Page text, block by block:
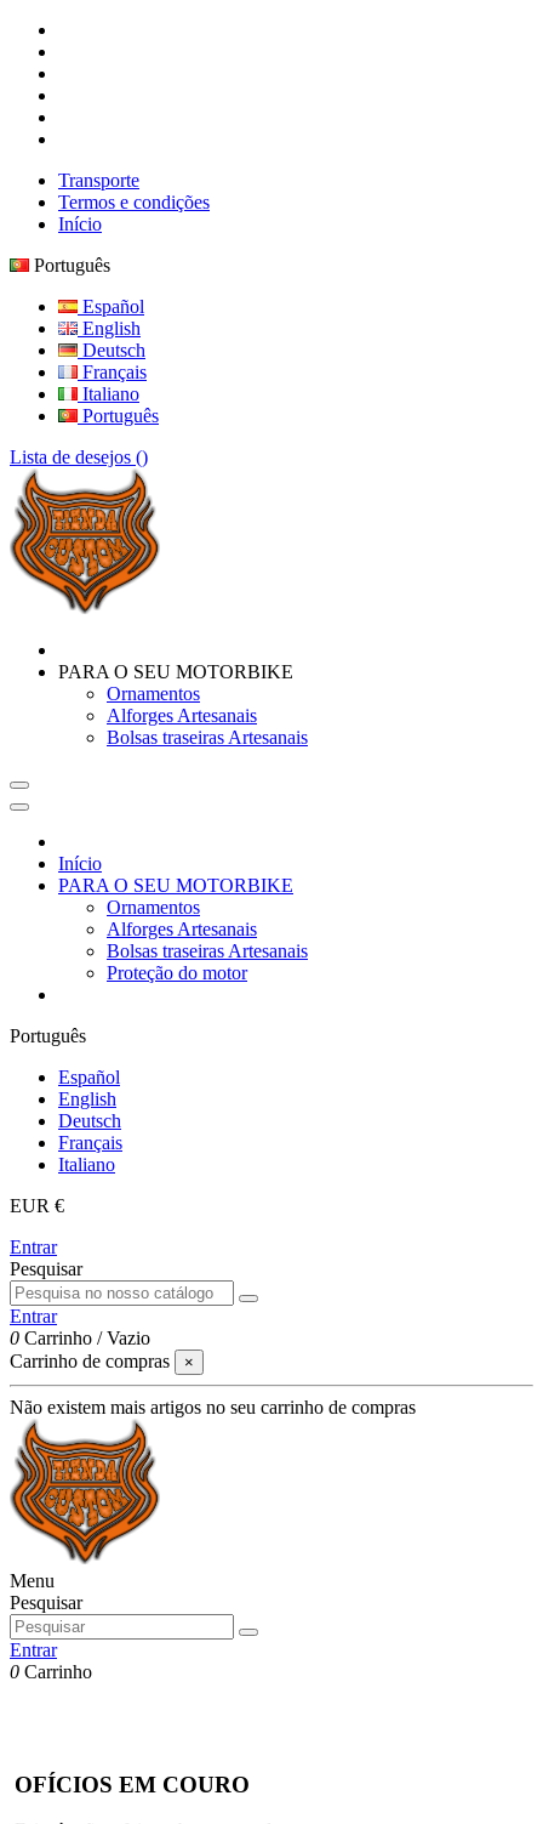
Transporte
Termos e condições
Início
Português
Español
English
Deutsch
Français
Italiano
Português
Lista de desejos ()
PARA O SEU MOTORBIKE
Ornamentos
Alforges Artesanais
Bolsas traseiras Artesanais
Início
PARA O SEU MOTORBIKE
Ornamentos
Alforges Artesanais
Bolsas traseiras Artesanais
Proteção do motor
Português
Español
English
Deutsch
Français
Italiano
EUR €
Entrar
Pesquisar
Entrar
0 Carrinho /Vazio
Carrinho de compras
×
Não existem mais artigos no seu carrinho de compras
Menu
Pesquisar
Entrar
0 Carrinho
OFÍCIOS EM COURO